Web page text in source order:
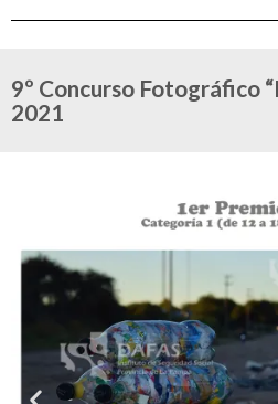
9º Concurso Fotográfico
2021